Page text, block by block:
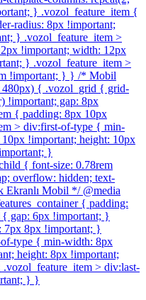
} .vozol_feature_item {
radius: 8px !important;
} .vozol_feature_item >
!important; width: 12px
} .vozol_feature_item >
!important; } } /* Mobil
{ .vozol_grid { grid-
!important; gap: 8px
{ padding: 8px 10px
> div:first-of-type { min-
!important; height: 10px
}
{ font-size: 0.78rem
overflow: hidden; text-
Mobil */ @media
{ padding:
gap: 6px !important; }
7px 8px !important; }
type { min-width: 8px
height: 8px !important;
> div:last-
} }